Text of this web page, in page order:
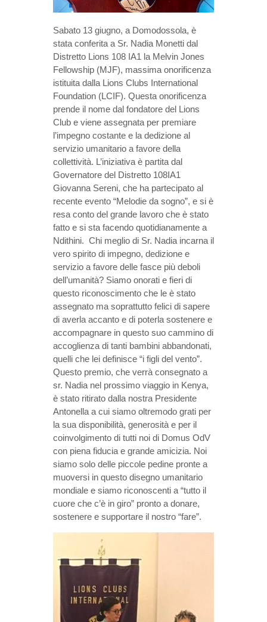
Sabato 13 giugno, a Domodossola, è
stata conferita a Sr. Nadia Monetti dal
Distretto Lions 108 IA1 la Melvin Jones
Fellowship (MJF), massima onorificenza
istituita dalla Lions Clubs International
Foundation (LCIF). Questa onorificenza
prende il nome dal fondatore del Lions
Club e viene assegnata per premiare
l’impegno costante e la dedizione al
servizio umanitario a favore della
collettività. L’iniziativa è partita dal
Governatore del Distretto 108IA1
Giovanna Sereni, che ha partecipato al
recente evento “Melodie da sogno”, e si è
resa conto del grande lavoro che è stato
fatto e si sta facendo quotidianamente a
Ndithini. Chi meglio di Sr. Nadia incarna il
vero spirito di impegno, dedizione e
servizio a favore delle fasce più deboli
dell’umanità? Siamo onorati e fieri di
questo riconoscimento che le è stato
assegnato ma soprattutto felici di sapere
di averla accanto e di poterla sostenere e
accompagnare in questo suo cammino di
accoglienza di tanti bambini abbandonati,
quelli che lei definisce “i figli del vento”.
Questo premio, che verrà consegnato a
sr. Nadia nel prossimo viaggio in Kenya,
è stato ritirato dalla nostra Presidente
Antonella a cui siamo oltremodo grati per
la sua disponibilità, generosità e per il
coinvolgimento di tutti noi di Domus OdV
con piena fiducia e grande amicizia. Noi
siamo solo delle piccole pedine pronte a
muoversi in questo disegno umanitario
mondiale e siamo riconoscenti a “tutto il
cuore che c’è in giro” pronto a donare,
sostenere e supportare il nostro “fare”.